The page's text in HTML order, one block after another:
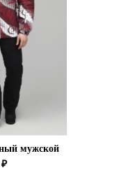
мужской
₽